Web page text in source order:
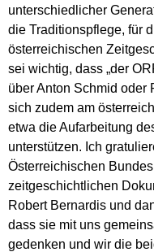
unterschiedlicher
die Traditionspflege, für
österreichischen
sei wichtig, dass „der
über Anton Schmid oder
sich zudem am
etwa die Aufarbeitung
unterstützen. Ich
Österreichischen
zeitgeschichtlichen
Robert Bernardis und
dass sie mit uns
gedenken und wir die